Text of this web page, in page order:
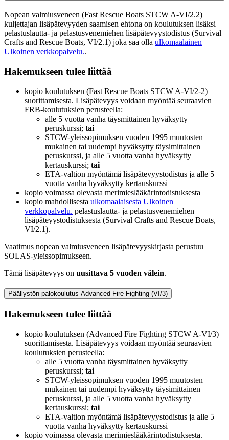
Nopean valmiusveneen (Fast Rescue Boats STCW A-VI/2.2)
kuljettajan lisäpätevyyden saamisen ehtona on koulutuksen lisäksi
pelastuslautta- ja pelastusvenemiehen lisäpätevyystodistus (Survival
Crafts and Rescue Boats, VI/2.1) joka saa olla ulkomaalainen
Ulkoinen verkkopalvelu..
Hakemukseen tulee liittää
kopio koulutuksen (Fast Rescue Boats STCW A-VI/2-2)
suorittamisesta. Lisäpätevyys voidaan myöntää seuraavien
FRB-koulutuksien perusteella:
alle 5 vuotta vanha täysmittainen hyväksytty
peruskurssi; tai
STCW-yleissopimuksen vuoden 1995 muutosten
mukainen tai uudempi hyväksytty täysimittainen
peruskurssi, ja alle 5 vuotta vanha hyväksytty
kertauskurssi; tai
ETA-valtion myöntämä lisäpätevyystodistus ja alle 5
vuotta vanha hyväksytty kertauskurssi
kopio voimassa olevasta merimieslääkärintodistuksesta
kopio mahdollisesta ulkomaalaisesta Ulkoinen
verkkopalvelu. pelastuslautta- ja pelastusvenemiehen
lisäpäteyystodistuksesta (Survival Crafts and Rescue Boats,
VI/2.1).
Vaatimus nopean valmiusveneen lisäpätevyyskirjasta perustuu
SOLAS-yleissopimukseen.
Tämä lisäpätevyys on uusittava 5 vuoden välein.
Päällystön palokoulutus Advanced Fire Fighting (VI/3)
Hakemukseen tulee liittää
kopio koulutuksen (Advanced Fire Fighting STCW A-VI/3)
suorittamisesta. Lisäpätevyys voidaan myöntää seuraavien
koulutuksien perusteella:
alle 5 vuotta vanha täysmittainen hyväksytty
peruskurssi; tai
STCW-yleissopimuksen vuoden 1995 muutosten
mukainen tai uudempi hyväksytty täysimittainen
peruskurssi, ja alle 5 vuotta vanha hyväksytty
kertauskurssi; tai
ETA-valtion myöntämä lisäpätevyystodistus ja alle 5
vuotta vanha hyväksytty kertauskurssi
kopio voimassa olevasta merimieslääkärintodistuksesta.